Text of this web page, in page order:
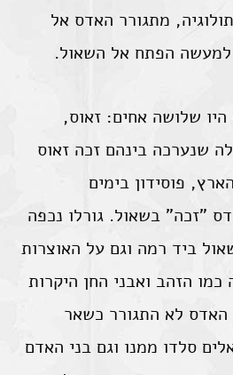
מתגורר האדס אל
הפתח אל השאול.
היו שלושה אחים: זאוס,
שנערכה בינהם זכה זאוס
פוסידון בימים
"זכה" בשאול. גורלו נכפה
ביד רמה וגם על האוצרות
הזהב ואבני החן היקרות
האדס לא התגורר כשאר
סלדו ממנו וגם בני האדם